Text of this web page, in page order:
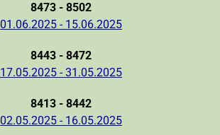
8473 - 8502
01.06.2025 - 15.06.2025
8443 - 8472
17.05.2025 - 31.05.2025
8413 - 8442
02.05.2025 - 16.05.2025